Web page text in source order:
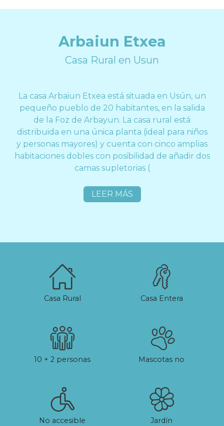
Arbaiun Etxea
Casa Rural en Usun
La casa Arbaiun Etxea está situada en Usún, un
pequeño pueblo de 20 habitantes, en la salida
de la Foz de Arbayun. La casa rural está
distribuida en una única planta (ideal para niños
y personas mayores) y cuenta con cinco amplias
habitaciones dobles con posibilidad de añadir dos
camas supletorias (
LEER MÁS
Casa Rural Casa Entera
10 + 2 personas Mascotas no
No accesible Jardín